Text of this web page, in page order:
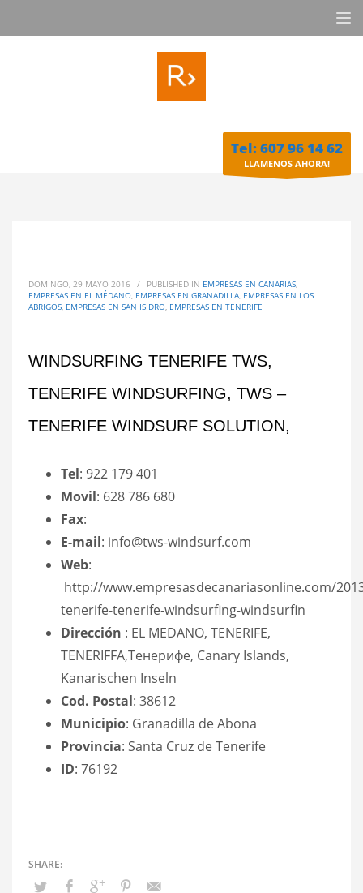
Tel: 607 96 14 62
LLAMENOS AHORA!
DOMINGO, 29 MAYO 2016 / PUBLISHED IN EMPRESAS EN CANARIAS,
EMPRESAS EN EL MÉDANO, EMPRESAS EN GRANADILLA, EMPRESAS EN LOS
ABRIGOS, EMPRESAS EN SAN ISIDRO, EMPRESAS EN TENERIFE
WINDSURFING TENERIFE TWS,
TENERIFE WINDSURFING, TWS –
TENERIFE WINDSURF SOLUTION,
Tel: 922 179 401
Movil: 628 786 680
Fax:
E-mail: info@tws-windsurf.com
Web:
http://www.empresasdecanariasonline.com/
tenerife-tenerife-windsurfing-windsurfin
Dirección : EL MEDANO, TENERIFE,
TENERIFFA,Тенерифе, Canary Islands,
Kanarischen Inseln
Cod. Postal: 38612
Municipio: Granadilla de Abona
Provincia: Santa Cruz de Tenerife
ID: 76192